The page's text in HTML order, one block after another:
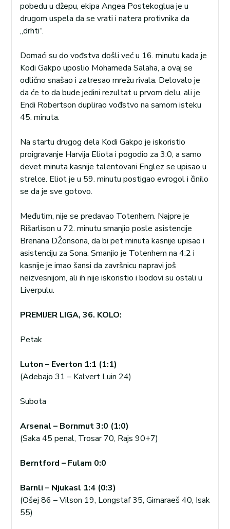
pobedu u džepu, ekipa Angea Postekoglua je u
drugom uspela da se vrati i natera protivnika da
„drhti“.
Domaći su do vođstva došli već u 16. minutu kada je
Kodi Gakpo uposlio Mohameda Salaha, a ovaj se
odlično snašao i zatresao mrežu rivala. Delovalo je
da će to da bude jedini rezultat u prvom delu, ali je
Endi Robertson duplirao vođstvo na samom isteku
45. minuta.
Na startu drugog dela Kodi Gakpo je iskoristio
proigravanje Harvija Eliota i pogodio za 3:0, a samo
devet minuta kasnije talentovani Englez se upisao u
strelce. Eliot je u 59. minutu postigao evrogol i činilo
se da je sve gotovo.
Međutim, nije se predavao Totenhem. Najpre je
Rišarlison u 72. minutu smanjio posle asistencije
Brenana DŽonsona, da bi pet minuta kasnije upisao i
asistenciju za Sona. Smanjio je Totenhem na 4:2 i
kasnije je imao šansi da završnicu napravi još
neizvesnijom, ali ih nije iskoristio i bodovi su ostali u
Liverpulu.
PREMIJER LIGA, 36. KOLO:
Petak
Luton – Everton 1:1 (1:1)
(Adebajo 31 – Kalvert Luin 24)
Subota
Arsenal – Bornmut 3:0 (1:0)
(Saka 45 penal, Trosar 70, Rajs 90+7)
Berntford – Fulam 0:0
Barnli – Njukasl 1:4 (0:3)
(Ošej 86 – Vilson 19, Longstaf 35, Gimaraeš 40, Isak
55)